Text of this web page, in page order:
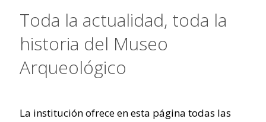
Toda la actualidad, toda la
historia del Museo
Arqueológico
La institución ofrece en esta página todas las